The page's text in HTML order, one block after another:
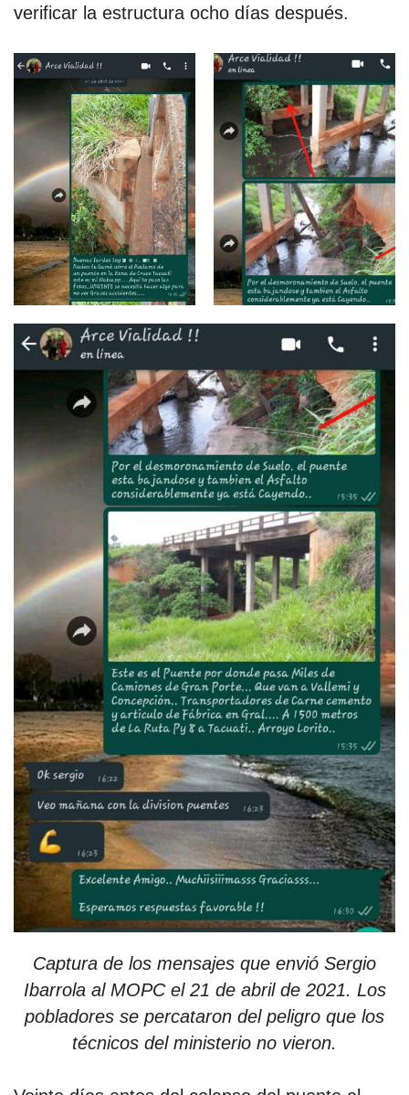
verificar la estructura ocho días después.
Captura de los mensajes que envió Sergio
Ibarrola al MOPC el 21 de abril de 2021. Los
pobladores se percataron del peligro que los
técnicos del ministerio no vieron.